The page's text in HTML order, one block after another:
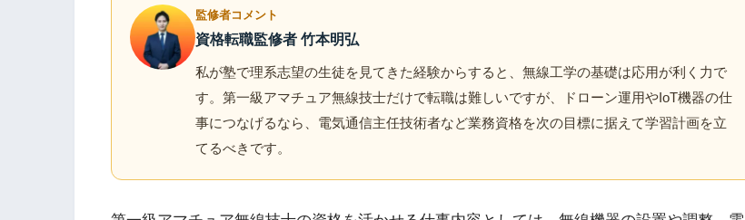
監修者コメント
資格転職監修者 竹本明弘
私が塾で理系志望の生徒を見てきた経験からすると、無線工学の基礎は応用が利く力で
す。第一級アマチュア無線技士だけで転職は難しいですが、ドローン運用やIoT機器の仕
事につなげるなら、電気通信主任技術者など業務資格を次の目標に据えて学習計画を立
てるべきです。